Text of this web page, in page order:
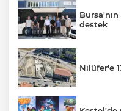
destek
Nilüfer'e